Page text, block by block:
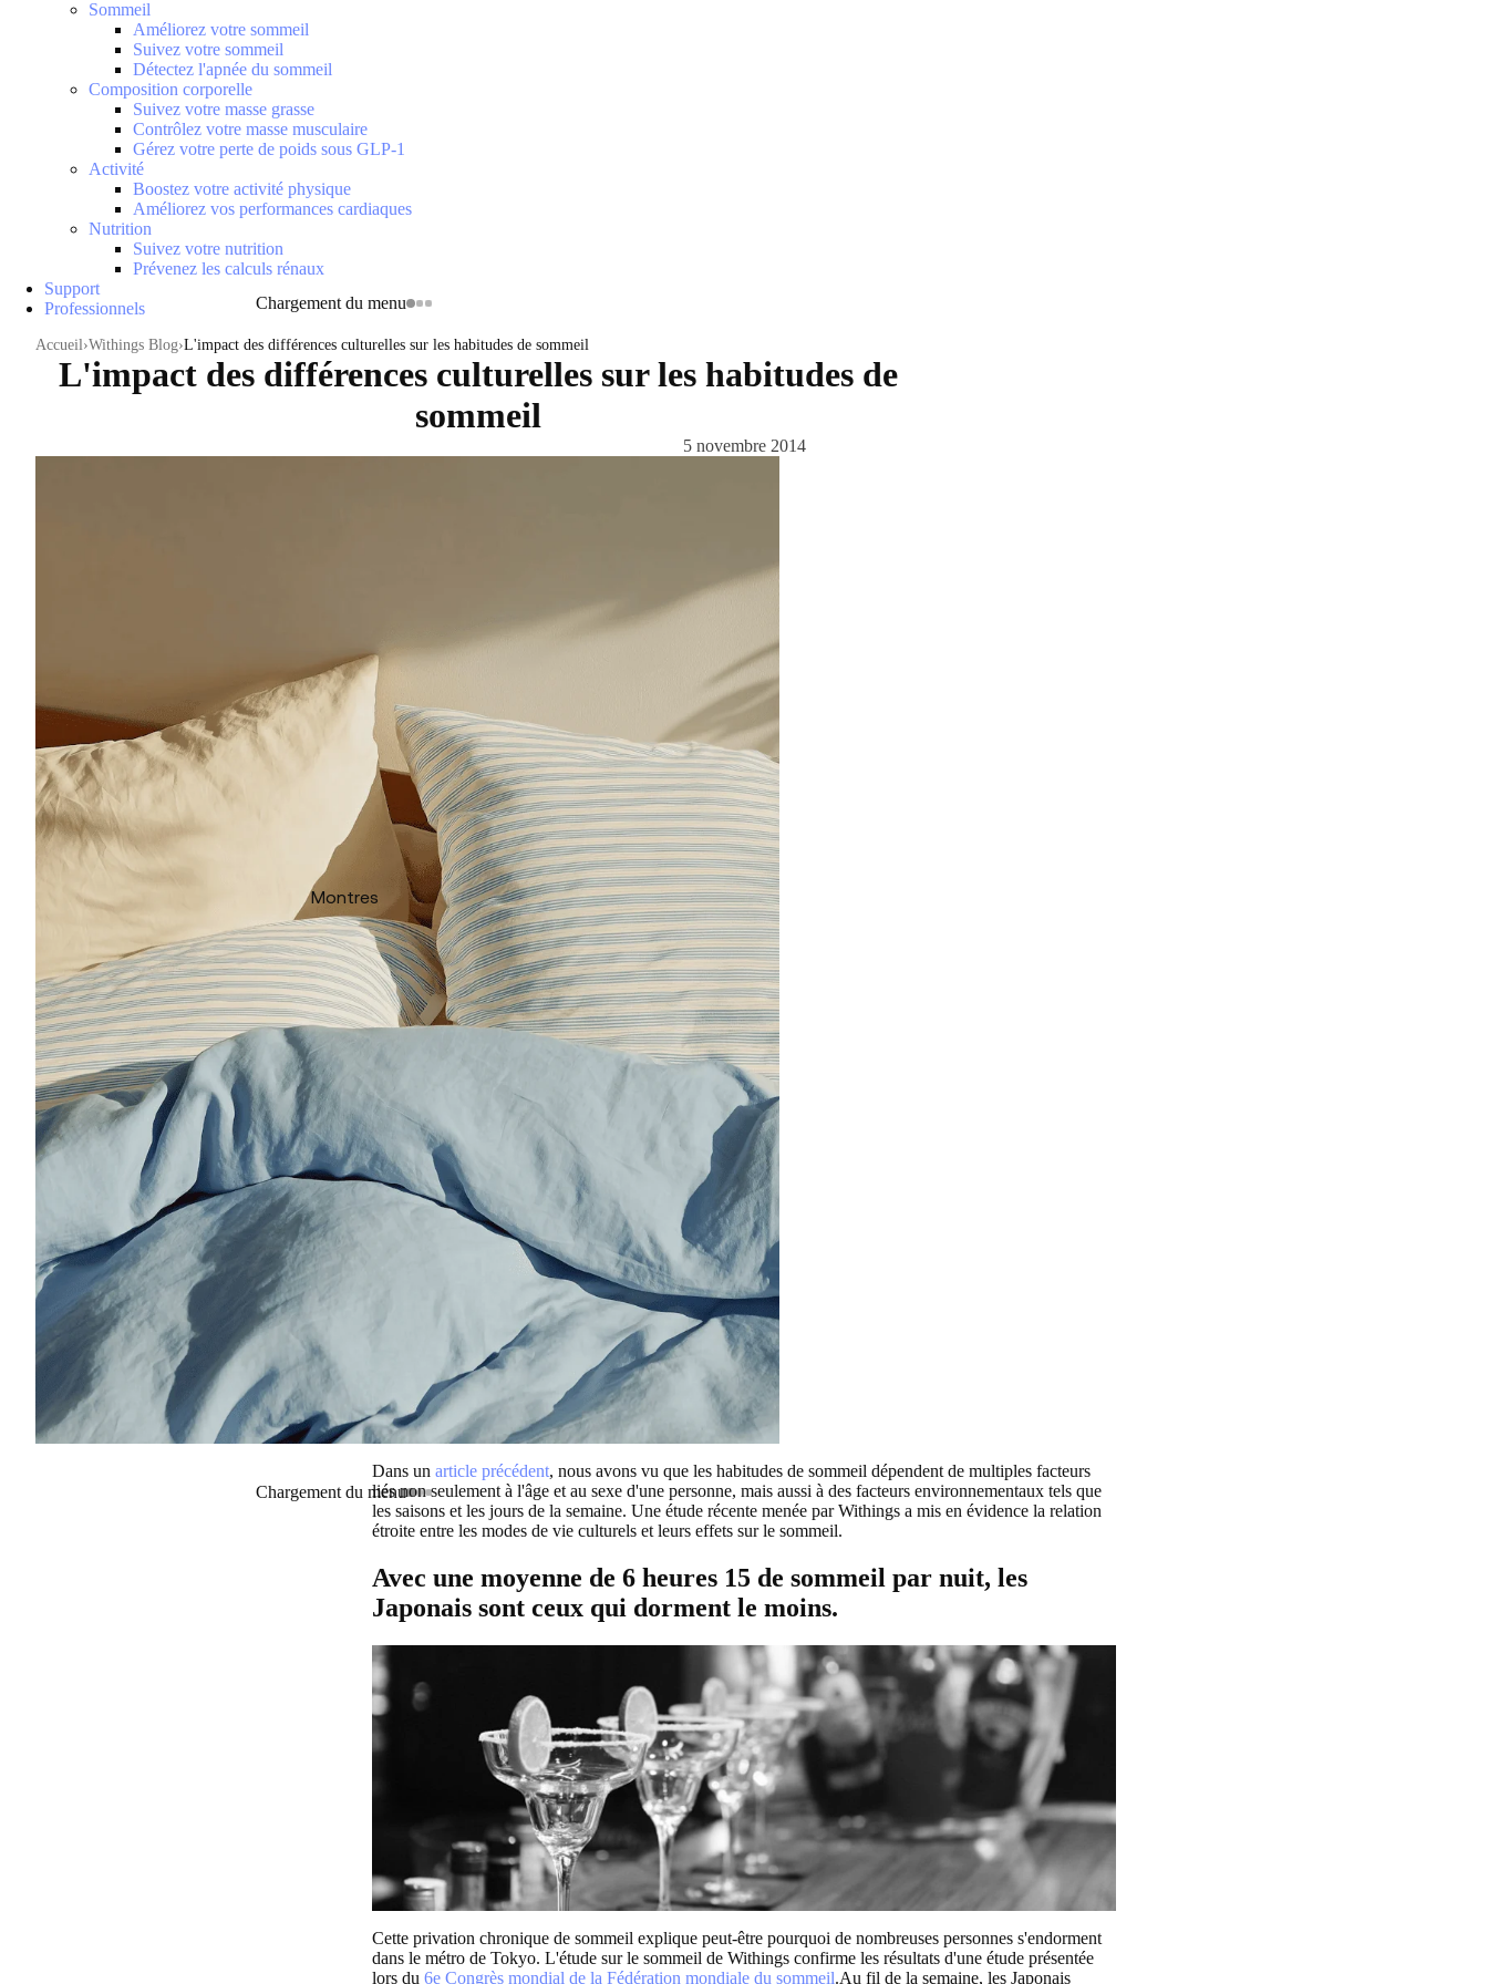
Chargement du menu
Montres
Chargement du menu
Sommeil
Améliorez votre sommeil
Suivez votre sommeil
Détectez l'apnée du sommeil
Composition corporelle
Suivez votre masse grasse
Contrôlez votre masse musculaire
Gérez votre perte de poids sous GLP-1
Activité
Boostez votre activité physique
Améliorez vos performances cardiaques
Nutrition
Suivez votre nutrition
Prévenez les calculs rénaux
Support
Professionnels
Accueil Withings Blog L'impact des différences culturelles sur les habitudes de sommeil
L'impact des différences culturelles sur les habitudes de
sommeil
5 novembre 2014
Dans un article précédent, nous avons vu que les habitudes de sommeil dépendent de multiples facteurs
liés non seulement à l'âge et au sexe d'une personne, mais aussi à des facteurs environnementaux tels que
les saisons et les jours de la semaine. Une étude récente menée par Withings a mis en évidence la relation
étroite entre les modes de vie culturels et leurs effets sur le sommeil.
Avec une moyenne de 6 heures 15 de sommeil par nuit, les
Japonais sont ceux qui dorment le moins.
Cette privation chronique de sommeil explique peut-être pourquoi de nombreuses personnes s'endorment
dans le métro de Tokyo. L'étude sur le sommeil de Withings confirme les résultats d'une étude présentée
lors du 6e Congrès mondial de la Fédération mondiale du sommeil.Au fil de la semaine, les Japonais